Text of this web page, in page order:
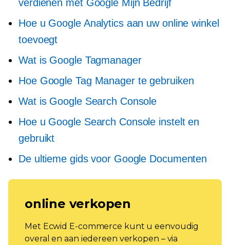
verdienen met Google Mijn Bedrijf
Hoe u Google Analytics aan uw online winkel
toevoegt
Wat is Google Tagmanager
Hoe Google Tag Manager te gebruiken
Wat is Google Search Console
Hoe u Google Search Console instelt en
gebruikt
De ultieme gids voor Google Documenten
online verkopen
Met Ecwid E-commerce kunt u eenvoudig
overal en aan iedereen verkopen – via